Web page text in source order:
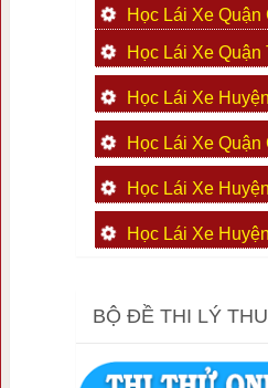
Học Lái Xe Quận
Học Lái Xe
Học Lái Xe
Học Lái Xe Quận
Học Lái Xe
Học Lái Xe
BỘ ĐỀ THI LÝ